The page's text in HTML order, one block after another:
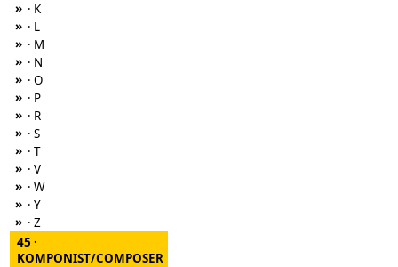
» · K
» · L
» · M
» · N
» · O
» · P
» · R
» · S
» · T
» · V
» · W
» · Y
» · Z
45 ·
KOMPONIST/COMPOSER